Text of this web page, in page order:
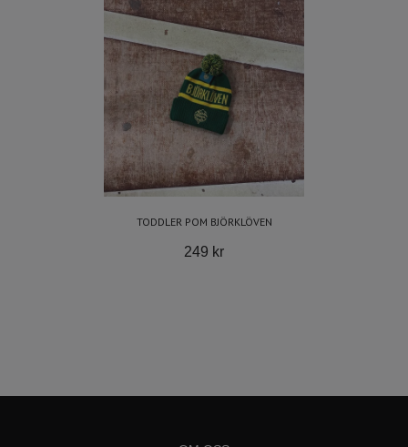
TODDLER POM BJÖRKLÖVEN
249 kr